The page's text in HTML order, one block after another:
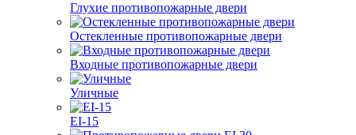
Глухие противопожарные двери
Остекленные противопожарные двери
Входные противопожарные двери
Уличные
EI-15